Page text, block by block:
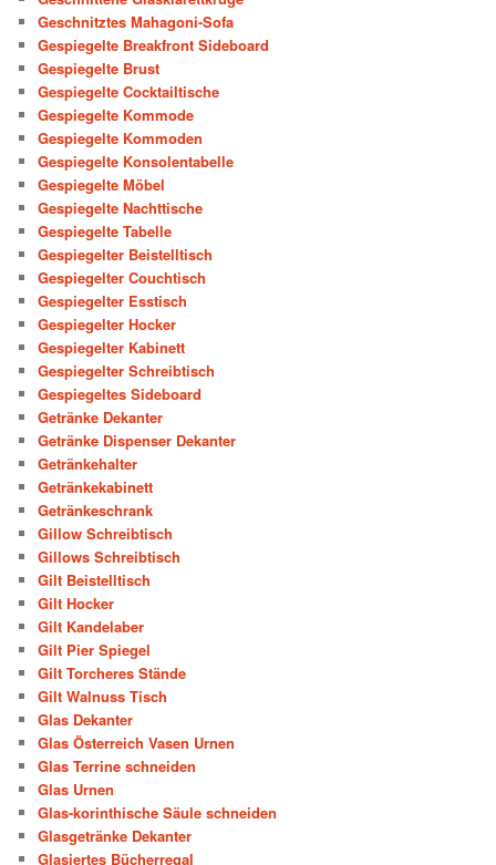
Geschnitztes Mahagoni-Sofa
Gespiegelte Breakfront Sideboard
Gespiegelte Brust
Gespiegelte Cocktailtische
Gespiegelte Kommode
Gespiegelte Kommoden
Gespiegelte Konsolentabelle
Gespiegelte Möbel
Gespiegelte Nachttische
Gespiegelte Tabelle
Gespiegelter Beistelltisch
Gespiegelter Couchtisch
Gespiegelter Esstisch
Gespiegelter Hocker
Gespiegelter Kabinett
Gespiegelter Schreibtisch
Gespiegeltes Sideboard
Getränke Dekanter
Getränke Dispenser Dekanter
Getränkehalter
Getränkekabinett
Getränkeschrank
Gillow Schreibtisch
Gillows Schreibtisch
Gilt Beistelltisch
Gilt Hocker
Gilt Kandelaber
Gilt Pier Spiegel
Gilt Torcheres Stände
Gilt Walnuss Tisch
Glas Dekanter
Glas Österreich Vasen Urnen
Glas Terrine schneiden
Glas Urnen
Glas-korinthische Säule schneiden
Glasgetränke Dekanter
Glasiertes Bücherregal